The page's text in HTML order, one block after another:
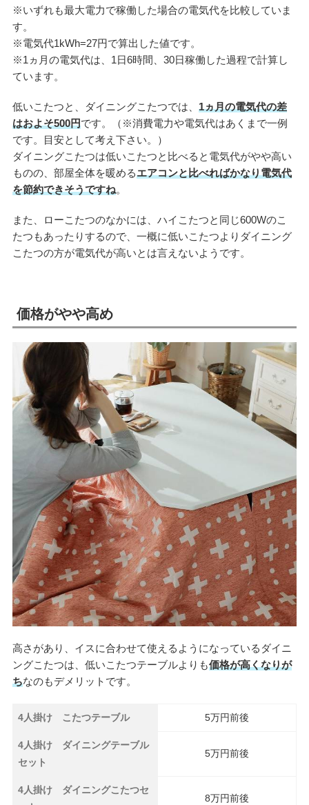
※いずれも最大電力で稼働した場合の電気代を比較していま
す。
※電気代1kWh=27円で算出した値です。
※1ヵ月の電気代は、1日6時間、30日稼働した過程で計算し
ています。
低いこたつと、ダイニングこたつでは、 1ヵ月の電気代の差
はおよそ500円です。（※消費電力や電気代はあくまで一例
です。目安として考え下さい。）
ダイニングこたつは低いこたつと比べると電気代がやや高い
ものの、部屋全体を暖めるエアコンと比べればかなり電気代
を節約できそうですね。
また、ローこたつのなかには、ハイこたつと同じ600Wのこ
たつもあったりするので、一概に低いこたつよりダイニング
こたつの方が電気代が高いとは言えないようです。
価格がやや高め
高さがあり、イスに合わせて使えるようになっているダイニ
ングこたつは、低いこたつテーブルよりも価格が高くなりが
ちなのもデメリットです。
4人掛け こたつテーブル 5万円前後
4人掛け ダイニングテーブル
セット
5万円前後
4人掛け ダイニングこたつセ
8万円前後